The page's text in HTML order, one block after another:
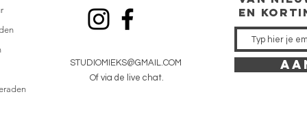
STUDIOMIEKS@GMAIL.COM
Of via de live chat.
en